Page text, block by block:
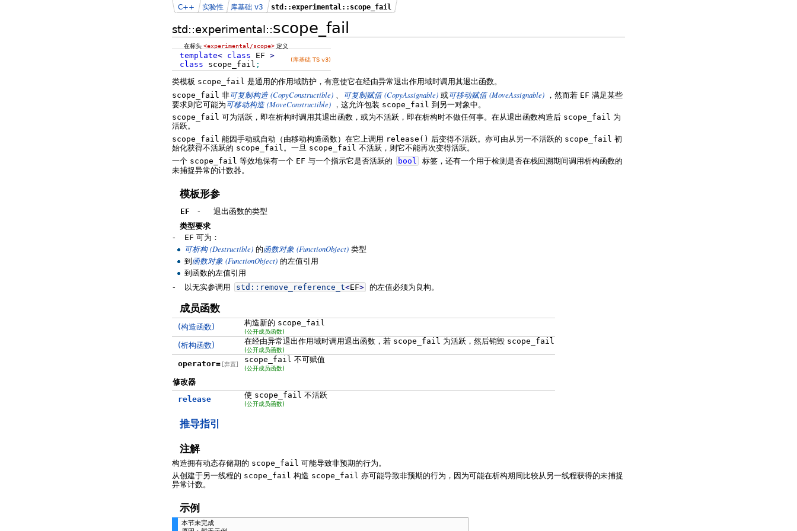
std::experimental::scope_fail
C++ 实验性 库基础 v3 std::experimental::scope_fail
在标头<experimental/scope> 定义
template< class EF >
class scope_fail ;
(库基础 TS v3)
类模板 scope_fail 是通用的作用域防护，有意使它在经由异常退出作用域时调用其退出函数。
scope_fail 非可复制构造 (CopyConstructible) 可复制赋值 (CopyAssignable) 或可移动赋值 (MoveAssignable) ，然而若 EF 满足某些
要求则它可能为 可移动构造 (MoveConstructible) ，这允许包装 scope_fail 到另一对象中。
scope_fail 可为活跃，即在析构时调用其退出函数，或为不活跃，即在析构时不做任何事。在从退出函数构造后 scope_fail 为
活跃。
scope_fail 能因手动或自动（由移动构造函数）在它上调用 release() 后变得不活跃。亦可由从另一不活跃的 scope_fail 初
始化获得不活跃的 scope_fail 。一旦 scope_fail 不活跃，则它不能再次变得活跃。
一个 scope_fail 等效地保有一个 EF 与一个指示它是否活跃的 bool
标签，还有一个用于检测是否在栈回溯期间调用析构函数的
未捕捉异常的计数器。
模板形参
EF -
退出函数的类型
类型要求
-
EF 可为：
可析构 (Destructible) 的函数对象 (FunctionObject) 类型
到 函数对象 (FunctionObject) 的左值引用
到函数的左值引用
-
以无实参调用 std:: remove_reference_t<EF> 的左值必须为良构。
成员函数
(构造函数) 构造新的 scope_fail
(公开成员函数)
(析构函数) 在经由异常退出作用域时调用退出函数，若 scope_fail 为活跃，然后销毁 scope_fail
(公开成员函数)
operator= [弃置] scope_fail 不可赋值
(公开成员函数)
修改器
release
使 scope_fail 不活跃
(公开成员函数)
推导指引
注解
构造拥有动态存储期的 scope_fail 可能导致非预期的行为。
从创建于另一线程的 scope_fail 构造 scope_fail 亦可能导致非预期的行为，因为可能在析构期间比较从另一线程获得的未捕捉
异常计数。
示例
本节未完成